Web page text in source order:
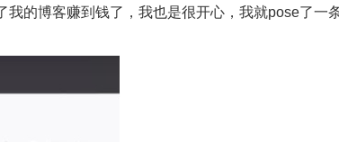
的博客赚到钱了，我也是很开心，我就pose了一